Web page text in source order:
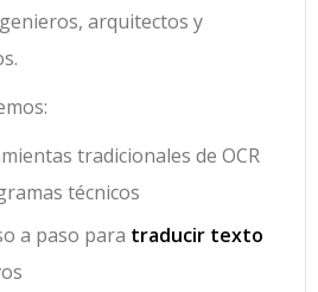
arquitectos y
tradicionales de OCR
técnicos
a paso para traducir texto